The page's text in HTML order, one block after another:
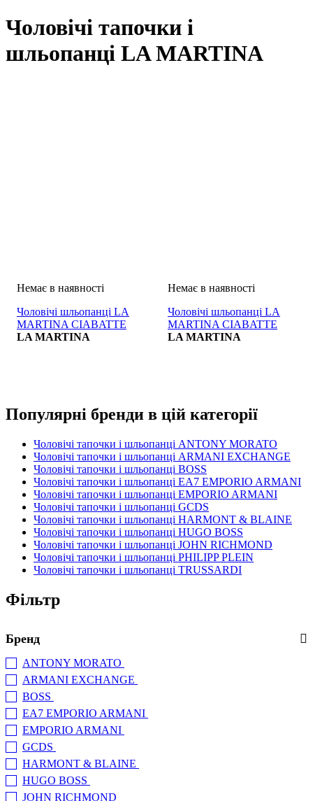
Чоловічі тапочки і
шльопанці LA MARTINA
Чоловічі шльопанці LA
MARTINA CIABATTE
LA MARTINA
Чоловічі шльопанці LA
MARTINA CIABATTE
LA MARTINA
Популярні бренди в цій категорії
Чоловічі тапочки і шльопанці ANTONY MORATO
Чоловічі тапочки і шльопанці ARMANI EXCHANGE
Чоловічі тапочки і шльопанці BOSS
Чоловічі тапочки і шльопанці EA7 EMPORIO ARMANI
Чоловічі тапочки і шльопанці EMPORIO ARMANI
Чоловічі тапочки і шльопанці GCDS
Чоловічі тапочки і шльопанці HARMONT & BLAINE
Чоловічі тапочки і шльопанці HUGO BOSS
Чоловічі тапочки і шльопанці JOHN RICHMOND
Чоловічі тапочки і шльопанці PHILIPP PLEIN
Чоловічі тапочки і шльопанці TRUSSARDI
Фільтр
Бренд
ANTONY MORATO
ARMANI EXCHANGE
BOSS
EA7 EMPORIO ARMANI
EMPORIO ARMANI
GCDS
HARMONT & BLAINE
HUGO BOSS
JOHN RICHMOND